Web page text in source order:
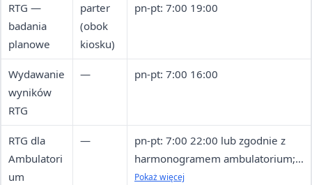
RTG —
badania
planowe
parter
(obok
kiosku)
pn-pt: 7:00 19:00
Wydawanie
wyników
RTG
— pn-pt: 7:00 16:00
RTG dla
Ambulatori
um
—
pn-pt: 7:00 22:00 lub zgodnie z
harmonogramem ambulatorium;
soboty, niedziele, święta: 7:00
Pokaż więcej